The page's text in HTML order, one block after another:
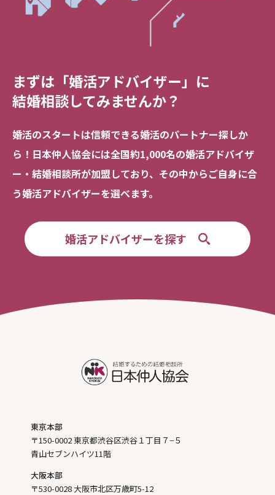
まずは「婚活アドバイザー」に
結婚相談してみませんか？
婚活のスタートは信頼できる婚活のパートナー探しか
ら！ 日本仲人協会には全国約1,000名の婚活アドバイザ
ー・結婚相談所が加盟しており、 その中からご自身に合
う婚活アドバイザーを選べます。
婚活アドバイザーを探す
東京本部
〒150-0002 東京都渋谷区渋谷１丁目７−５
青山セブンハイツ11階
大阪本部
〒530-0028 大阪市北区万歳町5-12